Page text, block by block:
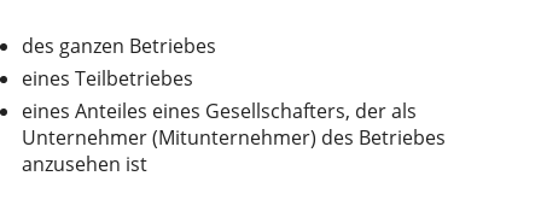
des ganzen Betriebes
eines Teilbetriebes
eines Anteiles eines Gesellschafters, der als
Unternehmer (Mitunternehmer) des Betriebes
anzusehen ist